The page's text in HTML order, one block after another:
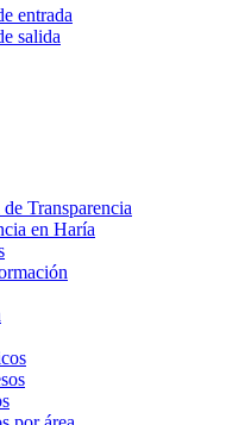
entrada
salida
Transparencia
en Haría